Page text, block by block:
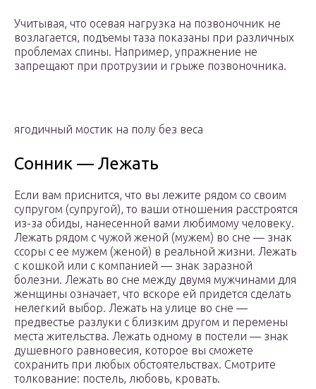
Учитывая, что осевая нагрузка на позвоночник не
возлагается, подъемы таза показаны при различных
проблемах спины. Например, упражнение не
запрещают при протрузии и грыже позвоночника.
ягодичный мостик на полу без веса
Сонник — Лежать
Если вам приснится, что вы лежите рядом со своим
супругом (супругой), то ваши отношения расстроятся
из-за обиды, нанесенной вами любимому человеку.
Лежать рядом с чужой женой (мужем) во сне — знак
ссоры с ее мужем (женой) в реальной жизни. Лежать
с кошкой или с компанией — знак заразной
болезни. Лежать во сне между двумя мужчинами для
женщины означает, что вскоре ей придется сделать
нелегкий выбор. Лежать на улице во сне —
предвестье разлуки с близким другом и перемены
места жительства. Лежать одному в постели — знак
душевного равновесия, которое вы сможете
сохранить при любых обстоятельствах. Смотрите
толкование: постель, любовь, кровать.